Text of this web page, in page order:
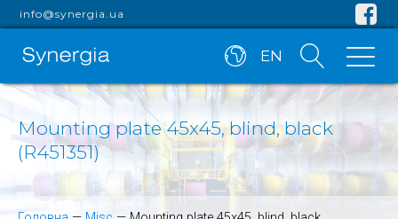
info@synergia.ua
EN
Mounting plate 45x45, blind, black
(R451351)